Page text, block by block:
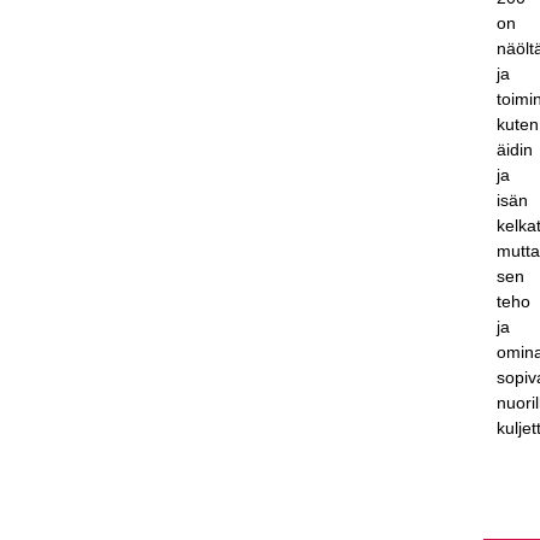
on
ja
kuten
äidin
ja
isän
mutta
sen
teho
ja